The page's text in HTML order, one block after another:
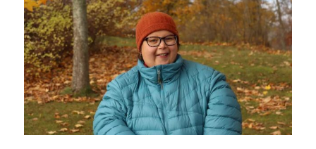
Andén
och
Gerd
Andén